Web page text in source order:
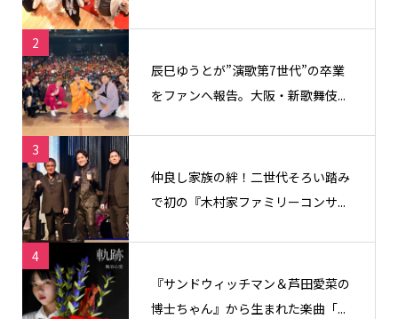
2
辰巳ゆうとが”演歌第7世代”の卒業
をファンへ報告。大阪・新歌舞伎...
3
仲良し家族の絆！二世代そろい踏み
で初の『木村家ファミリーコンサ...
4
『サンドウィッチマン＆芦田愛菜の
博士ちゃん』から生まれた楽曲「...